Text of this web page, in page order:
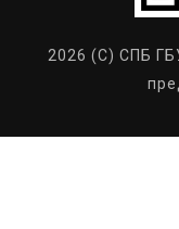
2026 (C) СПБ